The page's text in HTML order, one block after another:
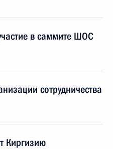
в саммите ШОС
сотрудничества
Киргизию